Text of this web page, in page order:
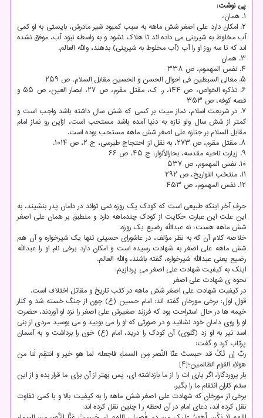
پی نوشت:
۱. همان،
۲. امکان دارد علی اصغر شش ماهه به سبب کمبود شیر مادرش، بایستی به او کمی
آب مخلوط به شیرینی می داده اند تا هلاک نشود و به واسطه نبود آب، موفق نشده
اند که تا سه روز او را آب (آب مخلوط به شیرینی) بدهند، والله العالم.
۳. همان
۴. نفس المهموم، ص ۳۳۸
۵. معالی السبطین فی احوال الحسن و الحسین مقابل السلام، ص ۲۵۹
۶. تذکره الخواص، ص ۱۴۴، ر. ک، مقتل مقرم، ص ۲۷، ابصار العین، ص ۵۵ و
قصه کوفه، ص ۳۵۳
۷. در شریعت اسلام، نماز میت بر کسی که شش سال داشته باشد واجب است و
کمتر از شش سال ولو تازه به دنیا آمده باشد مستحب است، ازاین رو نماز امام
مقابل السلام بر جنازه علی اصغر شش ماهه مستحب بوده است.
۸. مقتل مقرم، ص ۲۷۳، به نقل از: احتجاج طبرسی، ج ۲، ص ۱۰۱۴.
۹. زیارت ناحیه مقدسه، بحارالأنوار، ج ۴۵، ص ۶۶
۱۰. نفس المهموم، ص ۵۳۷
۱۱. منتخب التواریخ، ص ۲۹۲
۱۲. نفس المهموم، ص ۴۵۳
حرف آخر اینکه طبیعی است که کودک یک روزه نمی تواند در دامان پدر بنشیند، به
این علت این عبارت حکایت از کودک چندماهه دارد و منطبق بر همان علی اصغر
شش ماهه هست، نه عبدالله رضیع یک روزه.
خلاصه کلام آن که به نظر مؤلف، در عاشورای حسینی تنها یک شیرخواره و آن هم
شش ماهه علی اصغر به شهادت رسیده است و امکان دارد برخی نام او را عبدالله
رضیع یعنی عبدالله شیرخواره، گفته باشند، والله العالم.
اینک به کیفیت شهادت علی اصغر می پردازیم:
نحوه ی شهادت علی اصغر
در کیفیت شهادت علی اصغر شش ماهه در کتب تاریخ و مقاتل اختلاف است.
قول اول: برخی مورخان گفته اند: امام حسین (ع) چون از جنگ خسته شد و کنار
خیمه ها در حال استراحت بود که فرزند صغیرش علی اصغر را نزد او آوردند، حضرت
او را روی دامان خود نشانید و در صورتی که او را می بویید و می بوسید مردی از بنی
اسد تیر به او زد (گلوی) آن کودک را درید، امام (ع) خون را برداشت و به آسمان
پرتاب کرد و گفت:
ربِّ إن تَکُ قد حبستَ عنّا النَّصر مِن السماءِ فاجعله لما هو خیر و انتقِم لَنا من
هولاءِ القوم الظالمین؛[۴]
بار پروردگارا، اگر یاری ات را از ما بازداشته ای، پس بهتر از آن برای ما قرار بده و از این
ستم کاران انتقام ما را بگیر.
برخی از مورخان که شهادت علی اصغر شش ماهه را به کیفیت بالا و با کمی تفاوت
نقل کرده اند، دعای امام در آن لحظه ر ا چنین نقل کرده اند: